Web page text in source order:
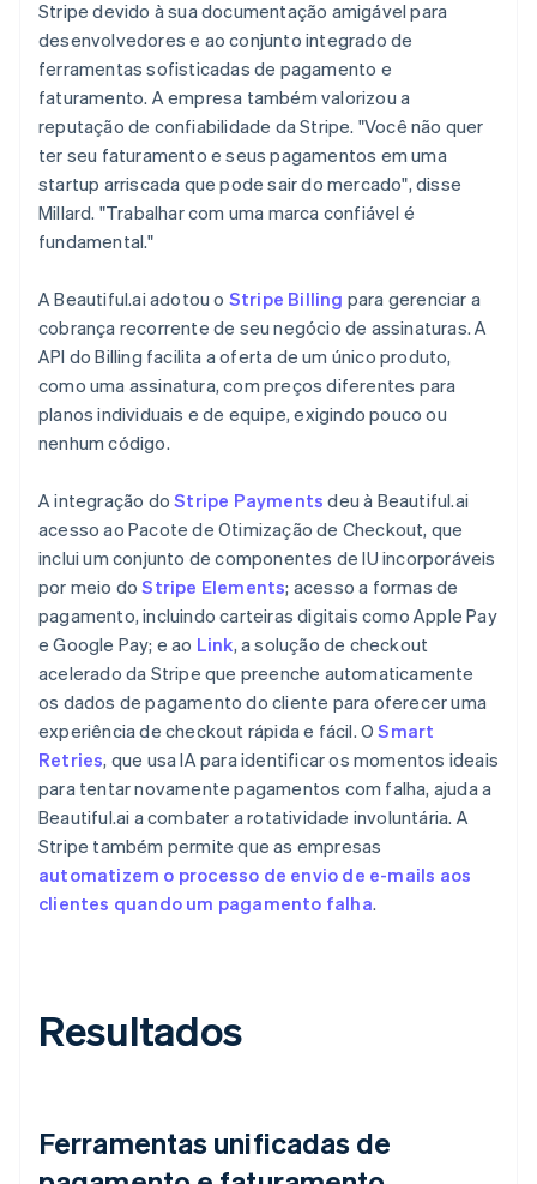
Stripe devido à sua documentação amigável para
desenvolvedores e ao conjunto integrado de
ferramentas sofisticadas de pagamento e
faturamento. A empresa também valorizou a
reputação de confiabilidade da Stripe. "Você não quer
ter seu faturamento e seus pagamentos em uma
startup arriscada que pode sair do mercado", disse
Millard. "Trabalhar com uma marca confiável é
fundamental."
A Beautiful.ai adotou o Stripe Billing para gerenciar a
cobrança recorrente de seu negócio de assinaturas. A
API do Billing facilita a oferta de um único produto,
como uma assinatura, com preços diferentes para
planos individuais e de equipe, exigindo pouco ou
nenhum código.
A integração doStripe Payments deu à Beautiful.ai
acesso ao Pacote de Otimização de Checkout, que
inclui um conjunto de componentes de IU incorporáveis
por meio doStripe Elements; acesso a formas de
pagamento, incluindo carteiras digitais como Apple Pay
e Google Pay; e ao Link, a solução de checkout
acelerado da Stripe que preenche automaticamente
os dados de pagamento do cliente para oferecer uma
experiência de checkout rápida e fácil. OSmart
Retries, que usa IA para identificar os momentos ideais
para tentar novamente pagamentos com falha, ajuda a
Beautiful.ai a combater a rotatividade involuntária. A
Stripe também permite que as empresas
automatizem o processo de envio de e-mails aos
clientes quando um pagamento falha.
Resultados
Ferramentas unificadas de